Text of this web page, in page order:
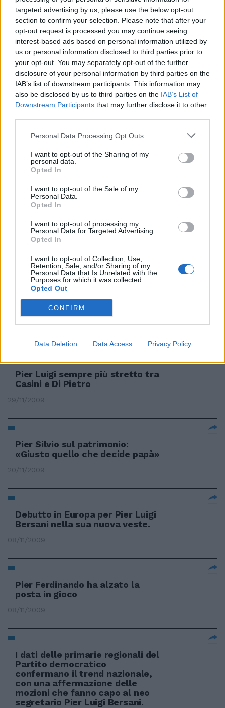
targeted advertising by us, please use the below opt-out
section to confirm your selection. Please note that after your
opt-out request is processed you may continue seeing
interest-based ads based on personal information utilized by
us or personal information disclosed to third parties prior to
your opt-out. You may separately opt-out of the further
disclosure of your personal information by third parties on the
IAB’s list of downstream participants. This information may
also be disclosed by us to third parties on the IAB’s List of
Downstream Participants that may further disclose it to other
Personal Data Processing Opt Outs
I want to opt-out of the Sharing of my
personal data.
Opted In
I want to opt-out of the Sale of my
Personal Data.
Opted In
I want to opt-out of processing my
Personal Data for Targeted Advertising.
Opted In
I want to opt-out of Collection, Use,
Retention, Sale, and/or Sharing of my
Personal Data that Is Unrelated with the
Purposes for which it was collected.
Opted Out
CONFIRM
Data Deletion Data Access Privacy Policy
Casini, ultima chiamata
27/12/2009
Arriva il turno di D'Alema l'uomo
per tutte le poltrone
27/12/2009
Follini: «Caro Pier Luigi non
inseguire i cortei»
15/12/2009
Ezio Mauro: «Pier Luigi doveva
andare in piazza»
13/12/2009
«Quella di Pier è solo una
sparata»
Pier Luigi sempre più stretto tra
Casini e Di Pietro
29/11/2009
Pier Silvio sul patrimonio:
«Giusto quello che decide papà»
20/11/2009
Debutto in Europa per Pier Luigi
Bersani nella sua nuova veste.
08/11/2009
Pier Ferdinando ha alzato la
posta in gioco
08/11/2009
I dati delle primarie regionali del
Partito democratico
confermano il trend nazionale,
con una affermazione delle
mozioni che fanno capo al neo
segretario Pier Luigi Bersani.